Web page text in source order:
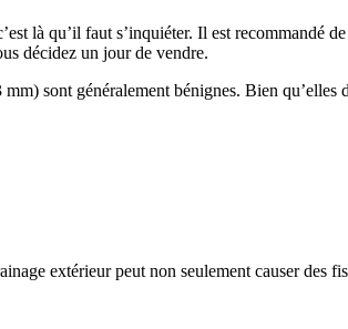
là qu’il faut s’inquiéter. Il est recommandé
décidez un jour de vendre.
mm) sont généralement bénignes. Bien
extérieur peut non seulement causer des